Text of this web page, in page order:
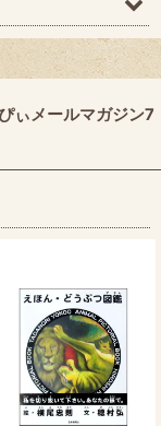
ぃメールマガジン7